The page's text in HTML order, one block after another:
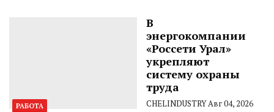
РАБОТА
В
энергокомпании
«Россети Урал»
укрепляют
систему охраны
труда
CHELINDUSTRYАвг 04, 2026